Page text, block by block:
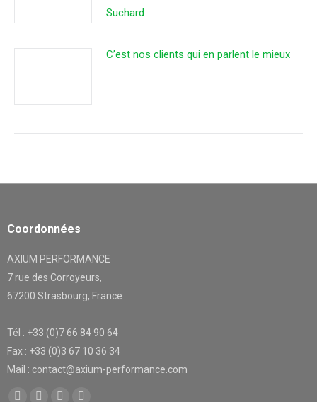
Suchard
C’est nos clients qui en parlent le mieux
Coordonnées
AXIUM PERFORMANCE
7 rue des Corroyeurs,
67200 Strasbourg, France
Tél : +33 (0)7 66 84 90 64
Fax : +33 (0)3 67 10 36 34
Mail : contact@axium-performance.com
Trouvez nous sur :